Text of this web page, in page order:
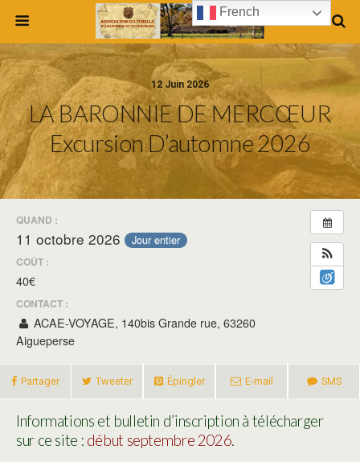
12 Juin 2026
LA BARONNIE DE MERCŒUR
Excursion D’automne 2026
QUAND :
11 octobre 2026 Jour entier
COÛT :
40€
CONTACT :
ACAE-VOYAGE, 140bis Grande rue, 63260
Aigueperse
Partager Tweeter Épingler E-mail SMS
Informations et bulletin d’inscription à télécharger
sur ce site : début septembre 2026.
French